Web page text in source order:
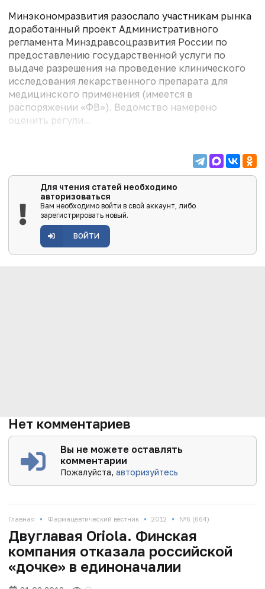
Минэкономразвития разослало участникам рынка
доработанный проект Административного
регламента Минздравсоцразвития России по
предоставлению государственной услуги по
выдаче разрешения на проведение клинического
исследования лекарственного препарата для
медицинского применения (имеется в
распоряжении «ФВ»). Ведомство намерено
оценить регули...
Для чтения статей необходимо
авторизоваться
Вам необходимо войти в свой аккаунт, либо
зарегистрировать новый.
ВОЙТИ
Нет комментариев
Вы не можете оставлять
комментарии
Пожалуйста,авторизуйтесь
Главная • Фармацевтический вестник • 2012 • №6 (664)
Двуглавая Oriola. Финская
компания отказала российской
«дочке» в единоначалии